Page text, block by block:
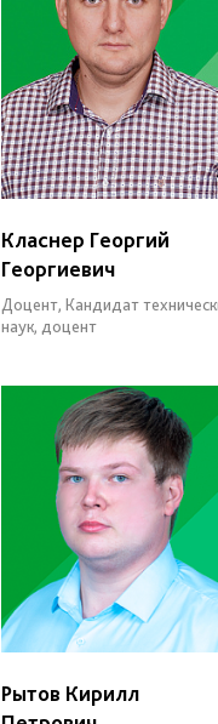
Класнер Георгий
Георгиевич
Доцент, Кандидат
наук, доцент
Рытов Кирилл